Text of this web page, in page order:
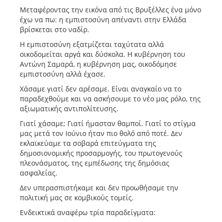
Μεταφέροντας την εικόνα από τις Βρυξέλλες ένα μόνο
έχω να πω: η εμπιστοσύνη απέναντι στην Ελλάδα
βρίσκεται στο ναδίρ.
Η εμπιστοσύνη εξατμίζεται ταχύτατα αλλά
οικοδομείται αργά και δύσκολα. Η κυβέρνηση του
Αντώνη Σαμαρά, η κυβέρνηση μας, οικοδόμησε
εμπιστοσύνη αλλά έχασε.
Χάσαμε γιατί δεν αρέσαμε. Είναι αναγκαίο να το
παραδεχθούμε και να ασκήσουμε το νέο μας ρόλο, της
αξιωματικής αντιπολίτευσης.
Γιατί χάσαμε; Γιατί ήμασταν θαμποί. Γιατί το στίγμα
μας μετά τον Ιούνιο ήταν πιο θολό από ποτέ. Δεν
εκλαϊκεύαμε τα σοβαρά επιτεύγματα της
δημοσιονομικής προσαρμογής, του πρωτογενούς
πλεονάσματος, της εμπέδωσης της δημόσιας
ασφαλείας.
Δεν υπερασπιστήκαμε και δεν προωθήσαμε την
πολιτική μας σε κομβικούς τομείς.
Ενδεικτικά αναφέρω τρία παραδείγματα: